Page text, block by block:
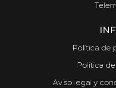
Política de
Política
Aviso legal y